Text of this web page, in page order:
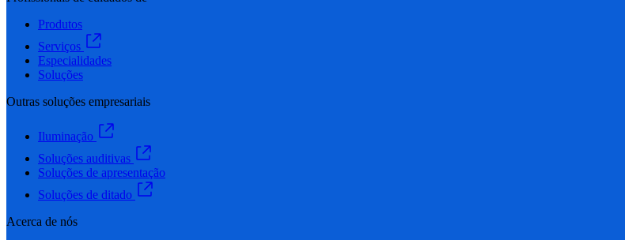
Produtos
Serviços
Especialidades
Soluções
Outras soluções empresariais
Iluminação
Soluções auditivas
Soluções de apresentação
Soluções de ditado
Acerca de nós